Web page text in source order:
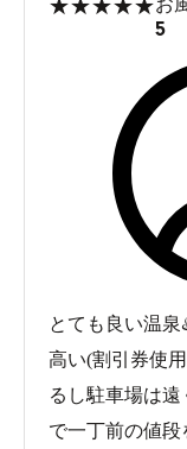
★★★★★
5
とても良い温
高い(割引券使
るし駐車場は
で一丁前の値